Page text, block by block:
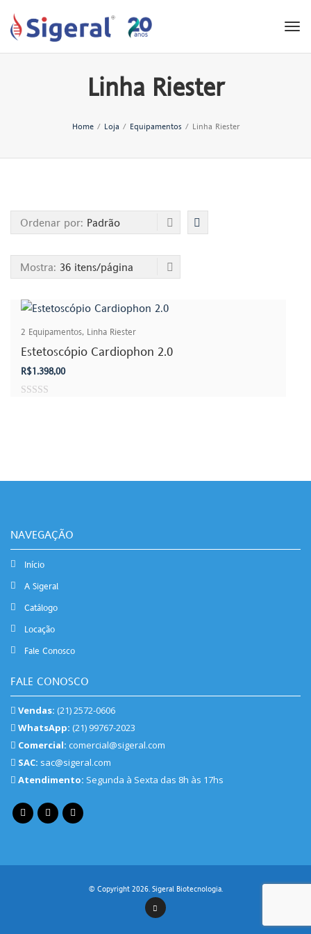
Linha Riester
Home / Loja / Equipamentos / Linha Riester
Ordenar por: Padrão
Mostra: 36 itens/página
2 Equipamentos, Linha Riester
Estetoscópio Cardiophon 2.0
R$1.398,00
NAVEGAÇÃO
Início
A Sigeral
Catálogo
Locação
Fale Conosco
FALE CONOSCO
Vendas: (21) 2572-0606
WhatsApp: (21) 99767-2023
Comercial: comercial@sigeral.com
SAC: sac@sigeral.com
Atendimento: Segunda à Sexta das 8h às 17hs
© Copyright 2026. Sigeral Biotecnologia.